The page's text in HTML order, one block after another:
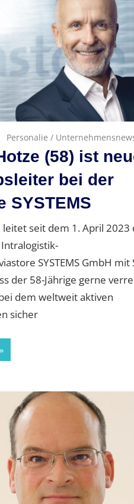
Personalie /
(58) ist
bei der
SYSTEMS
seit dem 1. April 2023
SYSTEMS GmbH mit
der 58-Jährige gerne
dem weltweit aktiven
sicher